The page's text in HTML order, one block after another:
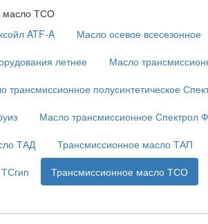
масло ТСО
ATF-A
Масло осевое всесезонное
летнее
Масло
трансмиссионное полусинтетическое
Масло трансмиссионное Спектрол
ТАД
Трансмиссионное масло ТАП
Трансмиссионное масло ТСО